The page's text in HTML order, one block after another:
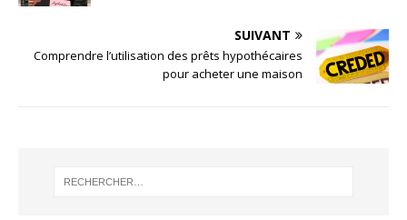
SUIVANT
Comprendre l’utilisation des prêts hypothécaires
pour acheter une maison